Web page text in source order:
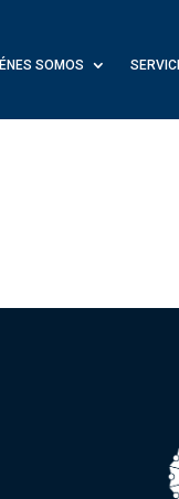
SOMOS